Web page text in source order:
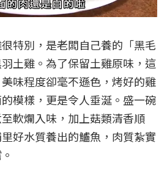
特別，是老闆自己養的「黑毛
土雞。為了保留土雞原味，這
味程度卻毫不遜色，烤好的雞
模樣，更是令人垂涎。盛一碗
軟爛入味，加上菇類清香順
好水質養出的鱸魚，肉質紮實